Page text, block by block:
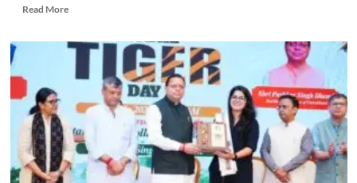
Read MoreRead
प्रदेशभर
स्वतंत्रता
का
हो
भव्य
आयोजनः
मुख्य